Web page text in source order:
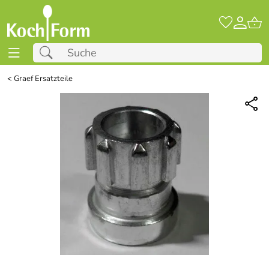
<Graef Ersatzteile